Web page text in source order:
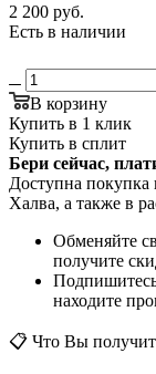
2 200 руб.
Есть в наличии
В корзину
Купить в 1 клик
Купить в сплит
Бери сейчас,
Доступна
Халва, а также в
Обменяйте
получите
находите
📋 Что Вы